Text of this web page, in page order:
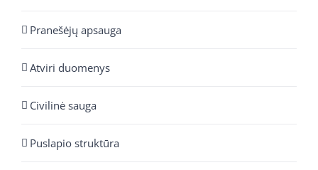
Pranešėjų apsauga
Atviri duomenys
Civilinė sauga
Puslapio struktūra